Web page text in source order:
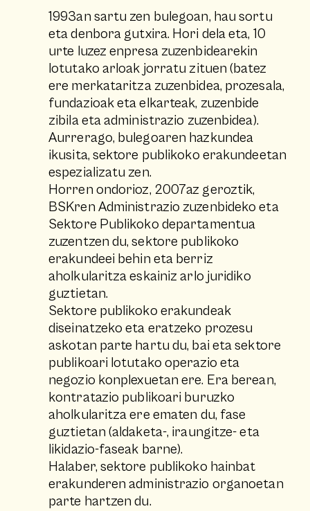
1993an sartu zen bulegoan, hau sortu
eta denbora gutxira. Hori dela eta, 10
urte luzez enpresa zuzenbidearekin
lotutako arloak jorratu zituen (batez
ere merkataritza zuzenbidea, prozesala,
fundazioak eta elkarteak, zuzenbide
zibila eta administrazio zuzenbidea).
Aurrerago, bulegoaren hazkundea
ikusita, sektore publikoko erakundeetan
espezializatu zen.
Horren ondorioz, 2007az geroztik,
BSKren Administrazio zuzenbideko eta
Sektore Publikoko departamentua
zuzentzen du, sektore publikoko
erakundeei behin eta berriz
aholkularitza eskainiz arlo juridiko
guztietan.
Sektore publikoko erakundeak
diseinatzeko eta eratzeko prozesu
askotan parte hartu du, bai eta sektore
publikoari lotutako operazio eta
negozio konplexuetan ere. Era berean,
kontratazio publikoari buruzko
aholkularitza ere ematen du, fase
guztietan (aldaketa-, iraungitze- eta
likidazio-faseak barne).
Halaber, sektore publikoko hainbat
erakunderen administrazio organoetan
parte hartzen du.